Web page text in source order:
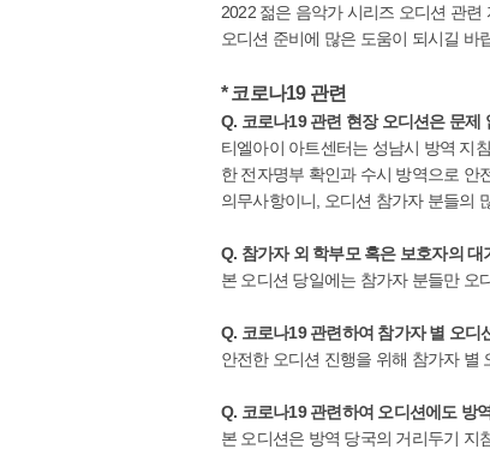
2022 젊은 음악가 시리즈 오디션 관련
오디션 준비에 많은 도움이 되시길 바
* 코로나19 관련
Q. 코로나19 관련 현장 오디션은 문제
티엘아이 아트센터는 성남시 방역 지
한 전자명부 확인과 수시 방역으로 안
의무사항이니, 오디션 참가자 분들의
Q. 참가자 외 학부모 혹은 보호자의
본 오디션 당일에는 참가자 분들만 오
Q. 코로나19 관련하여 참가자 별 오디
안전한 오디션 진행을 위해 참가자 별
Q. 코로나19 관련하여 오디션에도 방
본 오디션은 방역 당국의 거리두기 지